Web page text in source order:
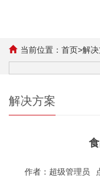
当前位置： 首页>解
解决方案
作者：超级管理员